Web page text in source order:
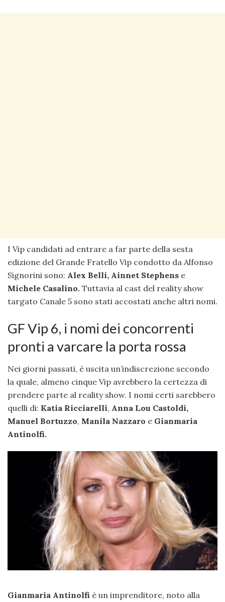
I Vip candidati ad entrare a far parte della sesta
edizione del Grande Fratello Vip condotto da Alfonso
Signorini sono: Alex Belli, Ainnet Stephens e
Michele Casalino. Tuttavia al cast del reality show
targato Canale 5 sono stati accostati anche altri nomi.
GF Vip 6, i nomi dei concorrenti
pronti a varcare la porta rossa
Nei giorni passati, è uscita un’indiscrezione secondo
la quale, almeno cinque Vip avrebbero la certezza di
prendere parte al reality show. I nomi certi sarebbero
quelli di: Katia Ricciarelli, Anna Lou Castoldi,
Manuel Bortuzzo, Manila Nazzaro e Gianmaria
Antinolfi.
Gianmaria Antinolfi è un imprenditore, noto alla